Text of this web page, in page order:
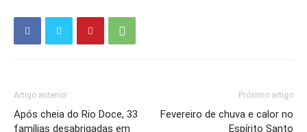
Artigo anterior
Após cheia do Rio Doce, 33
famílias desabrigadas em
Próximo artigo
Fevereiro de chuva e calor no
Espírito Santo